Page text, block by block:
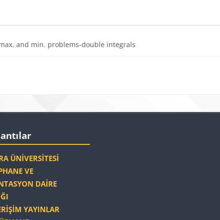
and min. problems-double integrals
ÜNIVERSITESI
VE
DAIRE
YAYINLAR